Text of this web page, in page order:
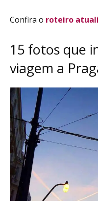
Confira o roteiro
15 fotos que
viagem a